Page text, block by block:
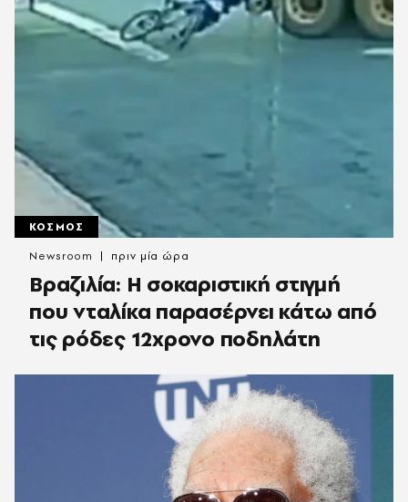
ΚΟΣΜΟΣ
Βραζιλία: Η σοκαριστική στιγμή
που νταλίκα παρασέρνει κάτω από
τις ρόδες 12χρονο ποδηλάτη
Newsroom πριν μία ώρα